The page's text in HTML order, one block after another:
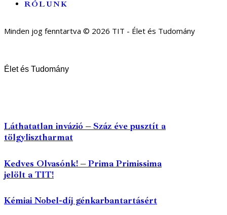
RÓLUNK
Minden jog fenntartva © 2026 TIT - Élet és Tudomány
Élet és Tudomány
Láthatatlan invázió – Száz éve pusztít a
tölgylisztharmat
Kedves Olvasónk! – Prima Primissima
jelölt a TIT!
Kémiai Nobel-díj génkarbantartásért